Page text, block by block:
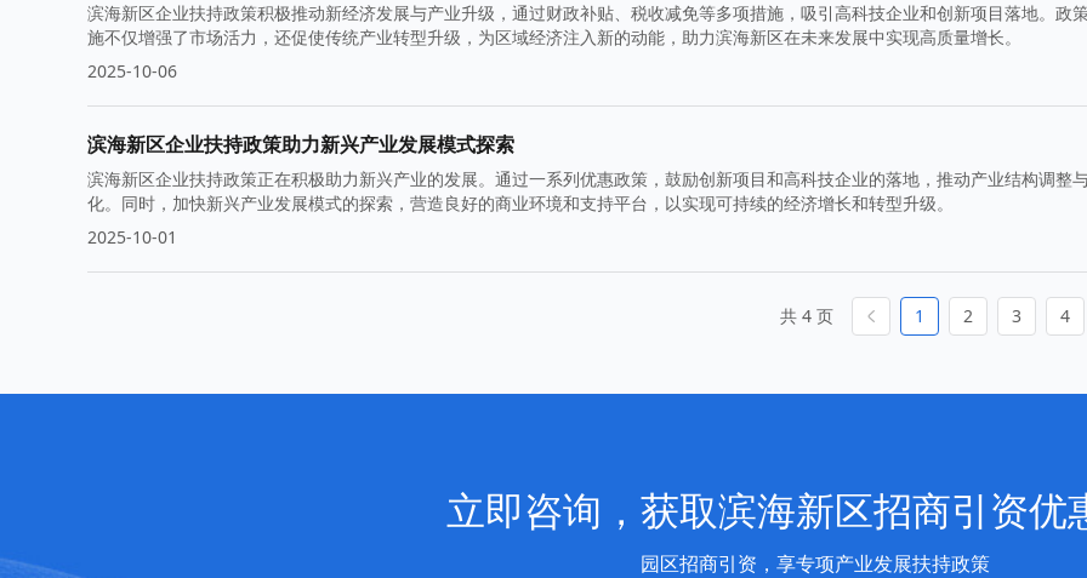
滨海新区企业扶持政策积极推动新经济发展与产业升级，通过财政补贴、税收减免等多项措施，吸引高科技企业和创新项目落地。政
施不仅增强了市场活力，还促使传统产业转型升级，为区域经济注入新的动能，助力滨海新区在未来发展中实现高质量增长。
2025-10-06
滨海新区企业扶持政策助力新兴产业发展模式探索
滨海新区企业扶持政策正在积极助力新兴产业的发展。通过一系列优惠政策，鼓励创新项目和高科技企业的落地，推动产业结构调整
化。同时，加快新兴产业发展模式的探索，营造良好的商业环境和支持平台，以实现可持续的经济增长和转型升级。
2025-10-01
共 4 页 1 2 3 4
立即咨询，获取滨海新区招商引资优
园区招商引资，享专项产业发展扶持政策